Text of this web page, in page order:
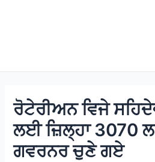
ਰੋਟੇਰੀਅਨ ਵਿਜੇ
ਲਈ ਜ਼ਿਲ੍ਹਾ 3070
ਗਵਰਨਰ ਚੁਣੇ ਗਏ